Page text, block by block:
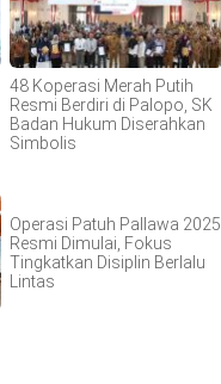
48 Koperasi Merah Putih
Resmi Berdiri di Palopo, SK
Badan Hukum Diserahkan
Simbolis
Operasi Patuh Pallawa 2025
Resmi Dimulai, Fokus
Tingkatkan Disiplin Berlalu
Lintas